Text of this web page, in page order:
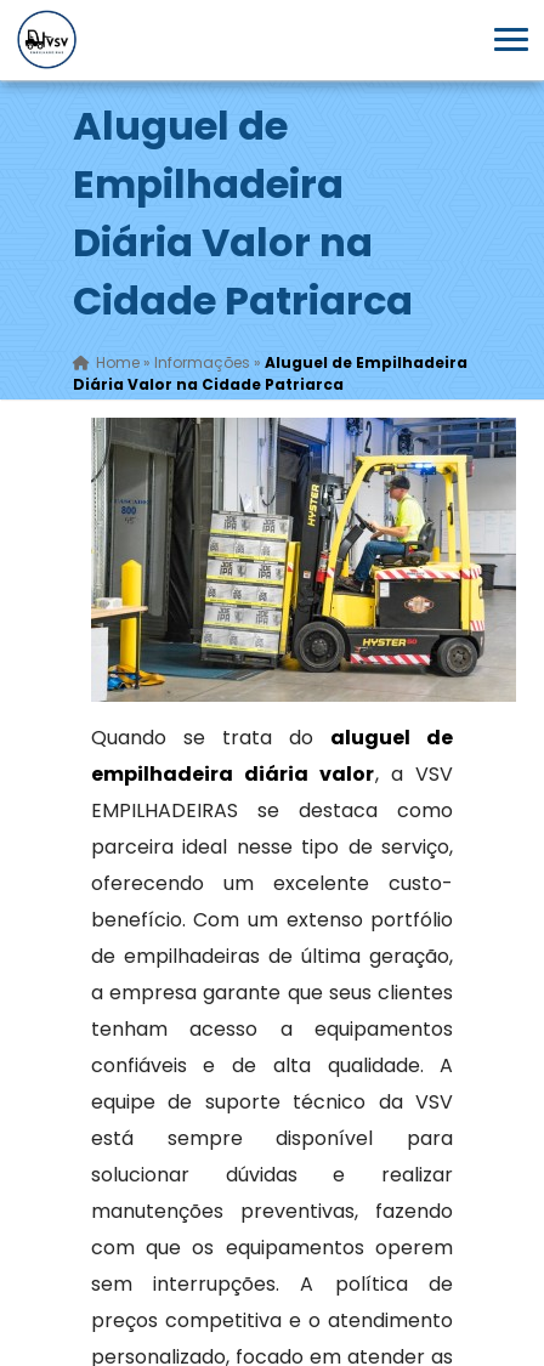
Aluguel de
Empilhadeira
Diária Valor na
Cidade Patriarca
Home» Informações » Aluguel de Empilhadeira
Diária Valor na Cidade Patriarca
Quando se trata do aluguel de
empilhadeira diária valor, a VSV
EMPILHADEIRAS se destaca como
parceira ideal nesse tipo de serviço,
oferecendo um excelente custo-
benefício. Com um extenso portfólio
de empilhadeiras de última geração,
a empresa garante que seus clientes
tenham acesso a equipamentos
confiáveis e de alta qualidade. A
equipe de suporte técnico da VSV
está sempre disponível para
solucionar dúvidas e realizar
manutenções preventivas, fazendo
com que os equipamentos operem
sem interrupções. A política de
preços competitiva e o atendimento
personalizado, focado em atender as